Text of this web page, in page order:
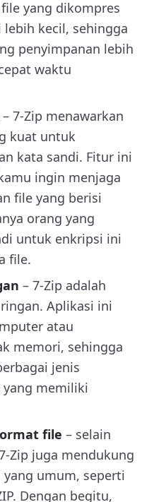
yang dikompres
lebih kecil, sehingga
penyimpanan lebih
waktu
– 7-Zip menawarkan
kuat untuk
kata sandi. Fitur ini
ingin menjaga
file yang berisi
orang yang
untuk enkripsi ini
file.
– 7-Zip adalah
Aplikasi ini
atau
memori, sehingga
jenis
memiliki
file – selain
Zip juga mendukung
umum, seperti
Dengan begitu,